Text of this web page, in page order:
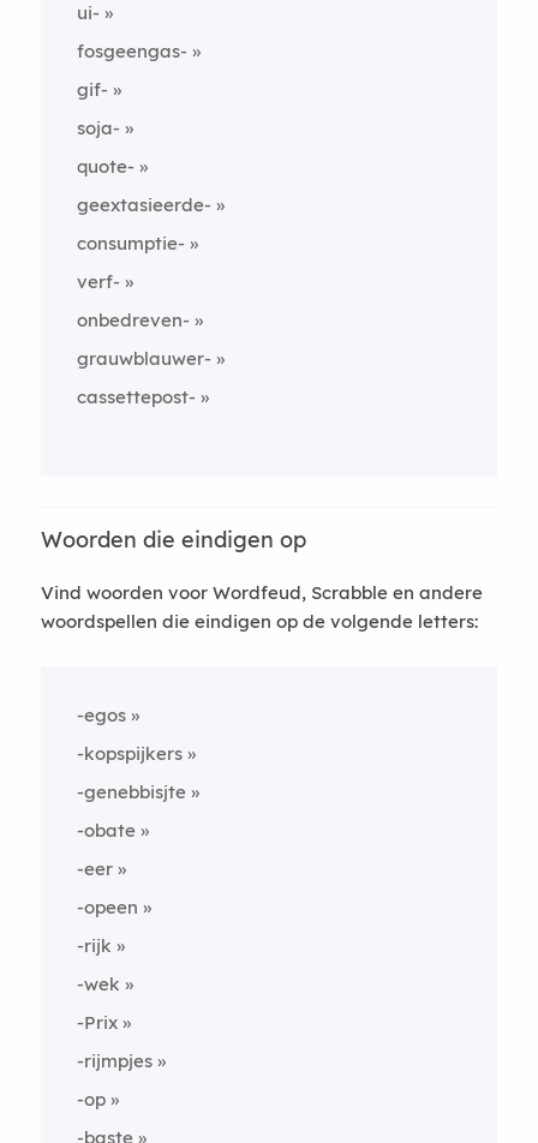
ui-
fosgeengas-
gif-
soja-
quote-
geextasieerde-
consumptie-
verf-
onbedreven-
grauwblauwer-
cassettepost-
Woorden die eindigen op
Vind woorden voor Wordfeud, Scrabble en andere
woordspellen die eindigen op de volgende letters:
-egos
-kopspijkers
-genebbisjte
-obate
-eer
-opeen
-rijk
-wek
-Prix
-rijmpjes
-op
-baste